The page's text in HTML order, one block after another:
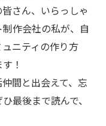
さん、いらっしゃ
作会社の私が、自
ニティの作り方
！
間と出会えて、忘
最後まで読んで、